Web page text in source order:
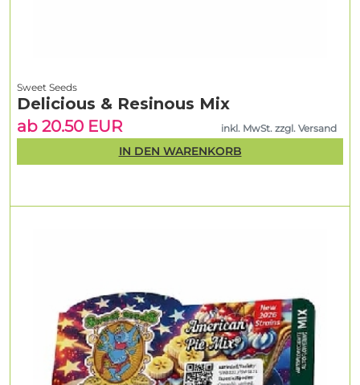
Sweet Seeds
Delicious & Resinous Mix
ab 20.50 EUR
inkl. MwSt. zzgl. Versand
IN DEN WARENKORB